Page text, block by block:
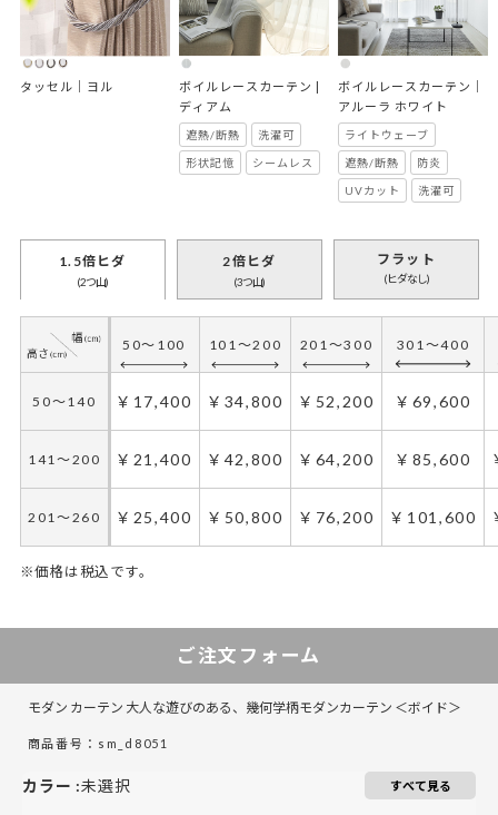
タッセル｜ヨル
ボイルレースカーテン |
ディアム
遮熱/断熱 洗濯可
形状記憶 シームレス
ボイルレースカーテン｜
アルーラ ホワイト
ライトウェーブ
遮熱/断熱 防炎
UVカット 洗濯可
1.5倍ヒダ
(2つ山)
50～100 101～200 201～300 301～400
50～140 ￥17,400 ￥34,800 ￥52,200 ￥69,600
141～200 ￥21,400 ￥42,800 ￥64,200 ￥85,600
201～260 ￥25,400 ￥50,800 ￥76,200 ￥101,600
※価格は税込です。
2倍ヒダ
(3つ山)
201～260 ￥25,400 ￥101,600
フラット
(ヒダなし)
201～260 ￥25,400 ￥101,600
ご注文フォーム
モダン カーテン 大人な遊びのある、幾何学柄モダンカーテン ＜ボイド＞
商品番号：sm_d8051
カラー :未選択 すべて見る